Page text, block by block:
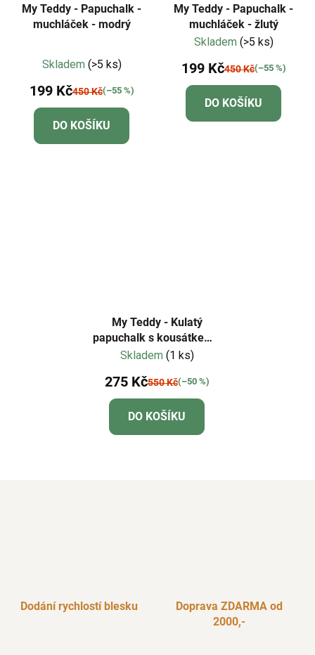
My Teddy - Papuchalk -
muchláček - modrý
hodnocení
produktu
je
5,0
z
Skladem (>5 ks)
199 Kč450 Kč(–55 %)
DO KOŠÍKU
My Teddy - Papuchalk -
muchláček - žlutý
Skladem (>5 ks)
199 Kč450 Kč(–55 %)
DO KOŠÍKU
My Teddy - Kulatý
papuchalk s kousátkem -
modrý
Skladem (1 ks)
275 Kč550 Kč(–50 %)
DO KOŠÍKU
Dodání rychlostí blesku
Doprava ZDARMA od
2000,-